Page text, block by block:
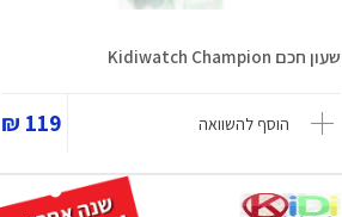
שעון חכם Kidiwatch Champion
הוסף להשוואה 119 ₪